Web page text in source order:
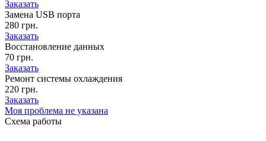
Заказать
Замена USB порта
280 грн.
Заказать
Восстановление данных
70 грн.
Заказать
Ремонт системы охлаждения
220 грн.
Заказать
Моя проблема не указана
Схема работы